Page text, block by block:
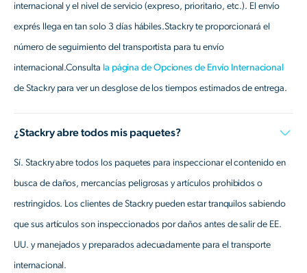
internacional y el nivel de servicio (expreso, prioritario, etc.). El envío
exprés llega en tan solo 3 días hábiles.Stackry te proporcionará el
número de seguimiento del transportista para tu envío
internacional.Consulta la página de Opciones de Envío Internacional
de Stackry para ver un desglose de los tiempos estimados de entrega.
¿Stackry abre todos mis paquetes?
Sí. Stackry abre todos los paquetes para inspeccionar el contenido en
busca de daños, mercancías peligrosas y artículos prohibidos o
restringidos. Los clientes de Stackry pueden estar tranquilos sabiendo
que sus artículos son inspeccionados por daños antes de salir de EE.
UU. y manejados y preparados adecuadamente para el transporte
internacional.